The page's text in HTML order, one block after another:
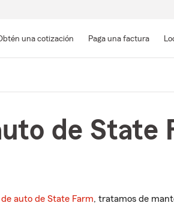
contenido
una cotización Paga una factura
de State
auto de State Farm, tratamos de